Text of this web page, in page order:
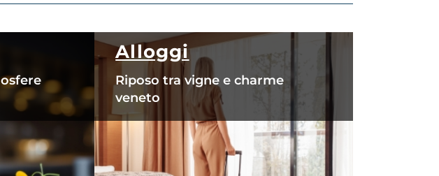
Alloggi
Riposo tra vigne e charme
veneto